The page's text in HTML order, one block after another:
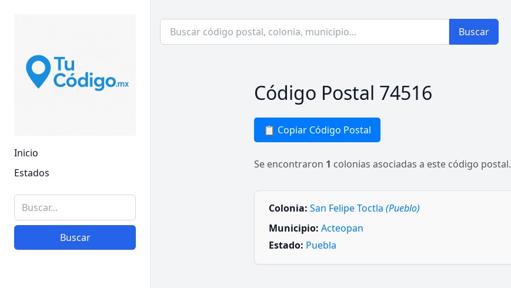
Inicio
Estados
Buscar
Buscar
Código Postal 74516
📋 Copiar Código Postal
Se encontraron 1 colonias asociadas a este código postal.
Colonia: San Felipe Toctla (Pueblo)
Municipio: Acteopan
Estado: Puebla